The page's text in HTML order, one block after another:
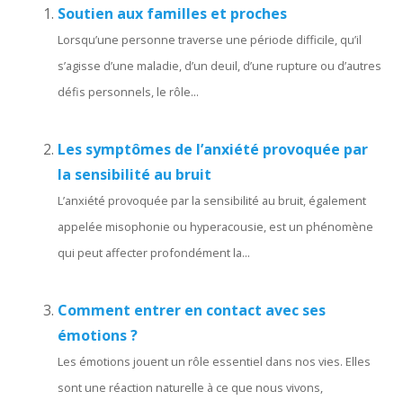
Soutien aux familles et proches
Lorsqu’une personne traverse une période difficile, qu’il
s’agisse d’une maladie, d’un deuil, d’une rupture ou d’autres
défis personnels, le rôle...
Les symptômes de l’anxiété provoquée par
la sensibilité au bruit
L’anxiété provoquée par la sensibilité au bruit, également
appelée misophonie ou hyperacousie, est un phénomène
qui peut affecter profondément la...
Comment entrer en contact avec ses
émotions ?
Les émotions jouent un rôle essentiel dans nos vies. Elles
sont une réaction naturelle à ce que nous vivons,